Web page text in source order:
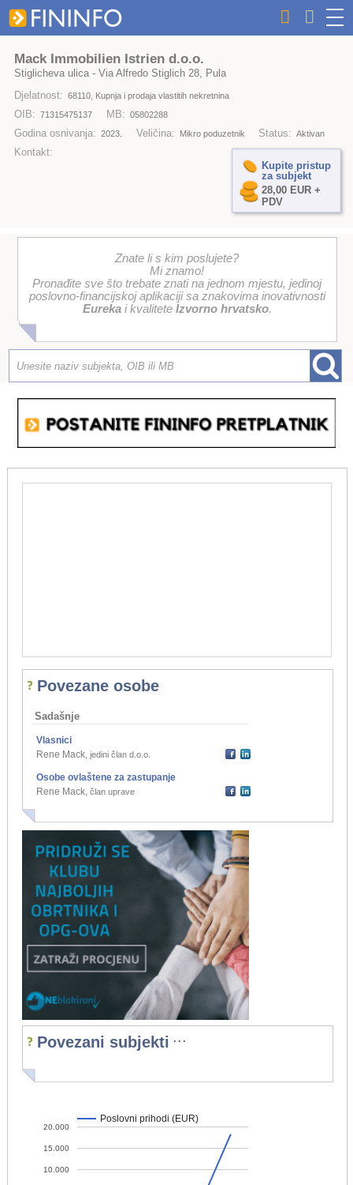
Mack Immobilien Istrien d.o.o.
Stiglicheva ulica - Via Alfredo Stiglich 28, Pula
Djelatnost: 68110, Kupnja i prodaja vlastitih nekretnina
OIB: 71315475137 MB: 05802288
Godina osnivanja: 2023. Veličina: Mikro poduzetnik Status: Aktivan
Kontakt:
Kupite pristup
za subjekt
28,00 EUR +
PDV
Znate li s kim poslujete?
Mi znamo!
Pronađite sve što trebate znati na jednom mjestu, jedinoj
poslovno-financijskoj aplikaciji sa znakovima inovativnosti
Eurekai kvalitete Izvorno hrvatsko.
Povezane osobe
Sadašnje
Vlasnici
Rene Mack, jedini član d.o.o.
Osobe ovlaštene za zastupanje
Rene Mack, član uprave
Povezani subjekti ...
Poslovni prihodi (EUR)
10.000
15.000
20.000